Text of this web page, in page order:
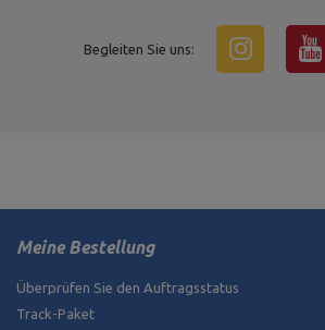
Begleiten Sie uns:
Meine Bestellung
Überprüfen Sie den Auftragsstatus
Track-Paket